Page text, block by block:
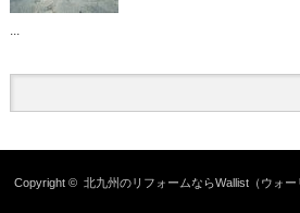
...
Copyright ©北九州のリフォームならWallist（ウォー